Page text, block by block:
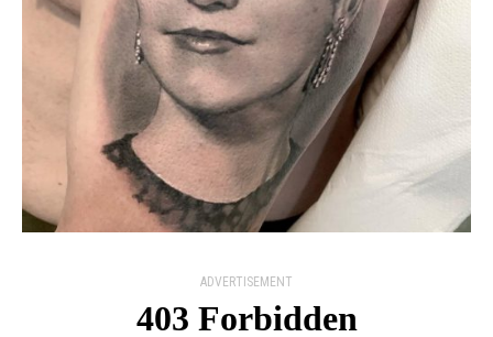
ADVERTISEMENT